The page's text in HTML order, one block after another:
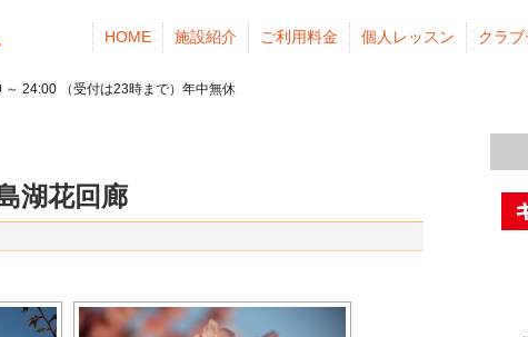
HOME 施設紹介 ご利用料金 個人レッスン クラ
24:00 （受付は23時まで）年中無休
湖花回廊